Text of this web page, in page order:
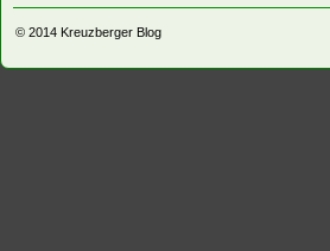
© 2014 Kreuzberger Blog